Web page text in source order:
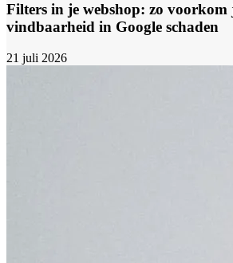
Filters in je webshop: zo voorkom
vindbaarheid in Google schaden
21 juli 2026